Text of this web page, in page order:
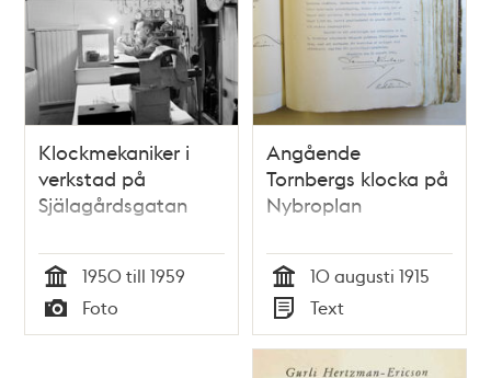
Klockmekaniker i
verkstad på
Själagårdsgatan
Tid
1950 till 1959
Typ
Foto
Angående
Tornbergs klocka på
Nybroplan
Tid
10 augusti 1915
Typ
Text